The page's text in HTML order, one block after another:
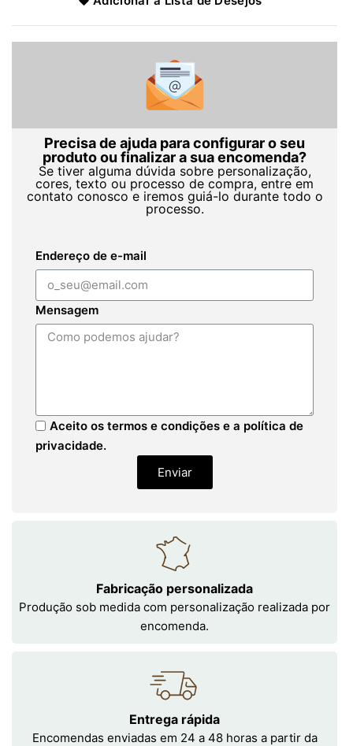
Precisa de ajuda para configurar o seu
produto ou finalizar a sua encomenda?
Se tiver alguma dúvida sobre personalização,
cores, texto ou processo de compra, entre em
contato conosco e iremos guiá-lo durante todo o
processo.
Endereço de e-mail
Mensagem
Aceito os termos e condições e a política de
privacidade.
Enviar
Fabricação personalizada
Produção sob medida com personalização realizada por
encomenda.
Entrega rápida
Encomendas enviadas em 24 a 48 horas a partir da